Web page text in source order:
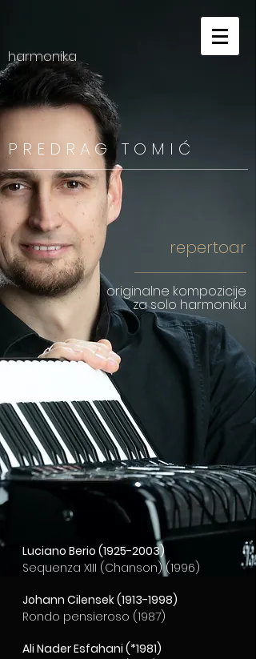
harmonika
P R E D R A G T O M I Ć
repertoar
originalne kompozicije
za solo harmoniku
Luciano Berio (1925-2003)
Sequenza XIII (Chanson) (1996)
Johann Cilensek(1913-1998)
Rondo pensieroso (1987)
Ali Nader Esfahani (*1981)